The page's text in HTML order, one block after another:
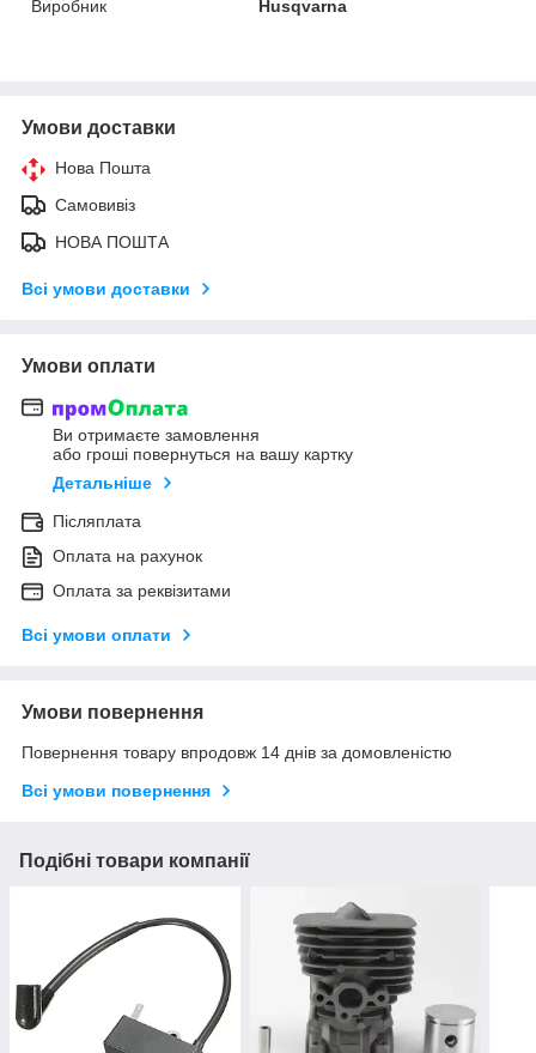
Виробник
Husqvarna
Умови доставки
Нова Пошта
Самовивіз
НОВА ПОШТА
Всі умови доставки
Умови оплати
Ви отримаєте замовлення
або гроші повернуться на вашу картку
Детальніше
Післяплата
Оплата на рахунок
Оплата за реквізитами
Всі умови оплати
Умови повернення
Повернення товару впродовж 14 днів за домовленістю
Всі умови повернення
Подібні товари компанії